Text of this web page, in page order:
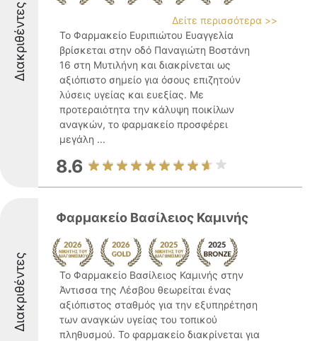
Διακριθέντες
Δείτε περισσότερα >>
Το Φαρμακείο Ευριπιώτου Ευαγγελία
βρίσκεται στην οδό Παναγιώτη Βοστάνη
16 στη Μυτιλήνη και διακρίνεται ως
αξιόπιστο σημείο για όσους επιζητούν
λύσεις υγείας και ευεξίας. Με
προτεραιότητα την κάλυψη ποικίλων
αναγκών, το φαρμακείο προσφέρει
μεγάλη ...
8.6
Διακριθέντες
Φαρμακείο Βασίλειος Καμινής
Το Φαρμακείο Βασίλειος Καμινής στην
Άντισσα της Λέσβου θεωρείται ένας
αξιόπιστος σταθμός για την εξυπηρέτηση
των αναγκών υγείας του τοπικού
πληθυσμού. Το φαρμακείο διακρίνεται για